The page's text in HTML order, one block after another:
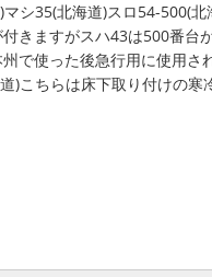
シ35(北海道)スロ54-500(
きますがスハ43は500番台
で使った後急行用に使用さ
)こちらは床下取り付けの寒